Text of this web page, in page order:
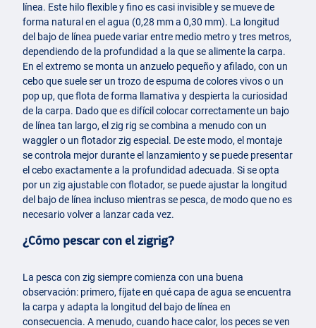
línea. Este hilo flexible y fino es casi invisible y se mueve de
forma natural en el agua (0,28 mm a 0,30 mm). La longitud
del bajo de línea puede variar entre medio metro y tres metros,
dependiendo de la profundidad a la que se alimente la carpa.
En el extremo se monta un anzuelo pequeño y afilado, con un
cebo que suele ser un trozo de espuma de colores vivos o un
pop up, que flota de forma llamativa y despierta la curiosidad
de la carpa. Dado que es difícil colocar correctamente un bajo
de línea tan largo, el zig rig se combina a menudo con un
waggler o un flotador zig especial. De este modo, el montaje
se controla mejor durante el lanzamiento y se puede presentar
el cebo exactamente a la profundidad adecuada. Si se opta
por un zig ajustable con flotador, se puede ajustar la longitud
del bajo de línea incluso mientras se pesca, de modo que no es
necesario volver a lanzar cada vez.
¿Cómo pescar con el zigrig?
La pesca con zig siempre comienza con una buena
observación: primero, fíjate en qué capa de agua se encuentra
la carpa y adapta la longitud del bajo de línea en
consecuencia. A menudo, cuando hace calor, los peces se ven